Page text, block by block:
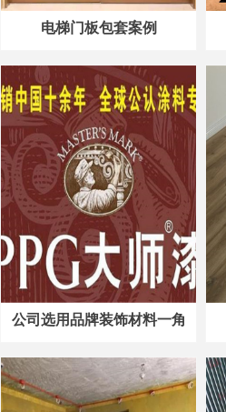
电梯门板包套案例
公司选用品牌装饰材料一角